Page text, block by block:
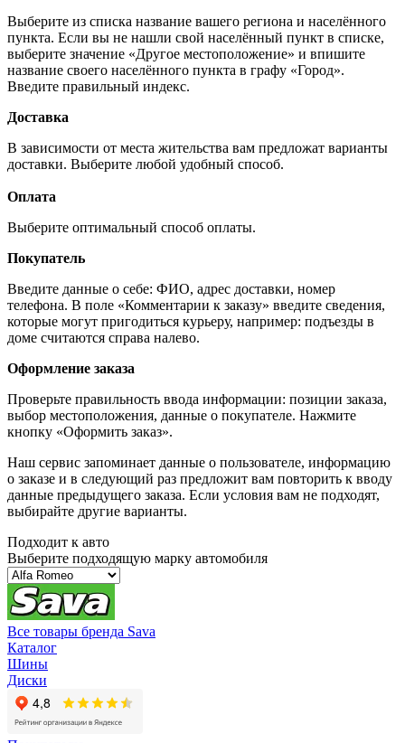
Выберите из списка название вашего региона и населённого
пункта. Если вы не нашли свой населённый пункт в списке,
выберите значение «Другое местоположение» и впишите
название своего населённого пункта в графу «Город».
Введите правильный индекс.
Доставка
В зависимости от места жительства вам предложат варианты
доставки. Выберите любой удобный способ.
Оплата
Выберите оптимальный способ оплаты.
Покупатель
Введите данные о себе: ФИО, адрес доставки, номер
телефона. В поле «Комментарии к заказу» введите сведения,
которые могут пригодиться курьеру, например: подъезды в
доме считаются справа налево.
Оформление заказа
Проверьте правильность ввода информации: позиции заказа,
выбор местоположения, данные о покупателе. Нажмите
кнопку «Оформить заказ».
Наш сервис запоминает данные о пользователе, информацию
о заказе и в следующий раз предложит вам повторить к вводу
данные предыдущего заказа. Если условия вам не подходят,
выбирайте другие варианты.
Подходит к авто
Выберите подходящую марку автомобиля
Все товары бренда Sava
Каталог
Шины
Диски